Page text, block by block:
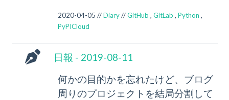
2020-04-05 //Diary//GitHub , GitLab , Python ,
PyPICloud
日報 - 2019-08-11
何かの目的かを忘れたけど、ブログ
周りのプロジェクトを結局分割して